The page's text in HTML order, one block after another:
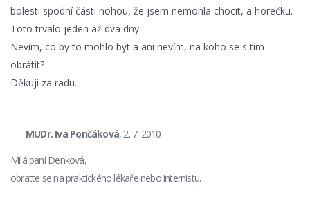
bolesti spodní části nohou, že jsem nemohla chocit, a horečku.
Toto trvalo jeden až dva dny.
Nevím, co by to mohlo být a ani nevím, na koho se s tím
obrátit?
Děkuji za radu.
MUDr. Iva Pončáková, 2. 7. 2010
Milá paní Denková,
obratte se na praktického lékaře nebo internistu.